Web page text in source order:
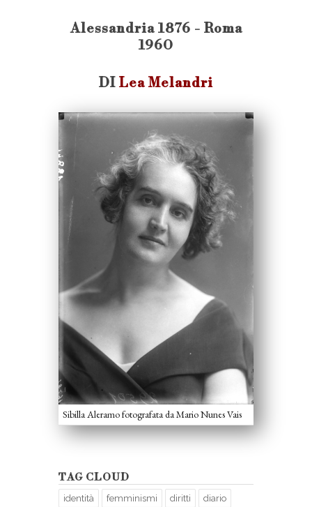
Alessandria 1876 - Roma
1960
DI Lea Melandri
Sibilla Aleramo fotografata da Mario Nunes Vais
TAG CLOUD
identità femminismi diritti diario